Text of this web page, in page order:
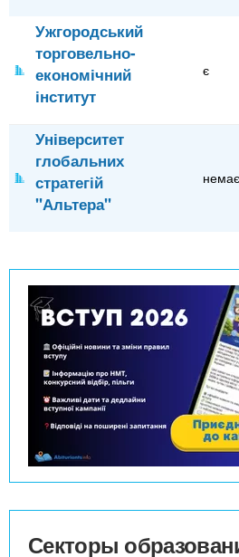
Ужгородський
торговельно-
економічний
інститут
є
Університет
глобальних
стратегій
"Альтера"
немає
Секторы